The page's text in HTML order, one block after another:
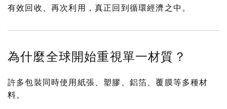
有效回收、再次利用，真正回到循環經濟之中。
為什麼全球開始重視單一材質？
許多包裝同時使用紙張、塑膠、鋁箔、覆膜等多種材
料。